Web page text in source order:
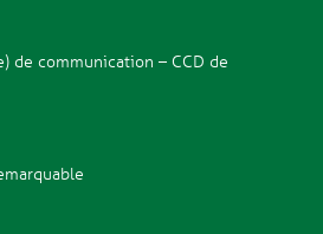
de communication – CCD de